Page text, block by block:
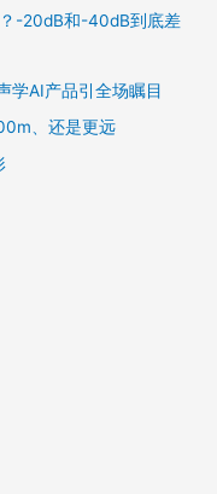
-20dB和-40dB到底差
学AI产品引全场瞩目
、还是更远